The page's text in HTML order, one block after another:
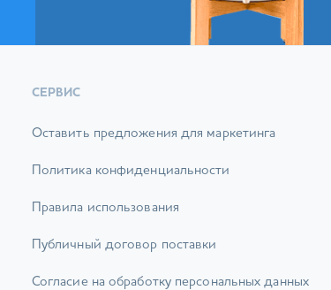
СЕРВИС
Оставить предложения для маркетинга
Политика конфиденциальности
Правила использования
Публичный договор поставки
Согласие на обработку персональных данных